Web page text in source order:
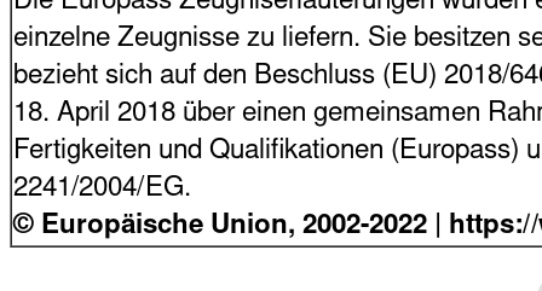
einzelne Zeugnisse zu liefern. Sie besitzen
bezieht sich auf den Beschluss (EU) 2018/
18. April 2018 über einen gemeinsamen
Fertigkeiten und Qualifikationen (Europass)
2241/2004/EG.
© Europäische Union, 2002-2022 |